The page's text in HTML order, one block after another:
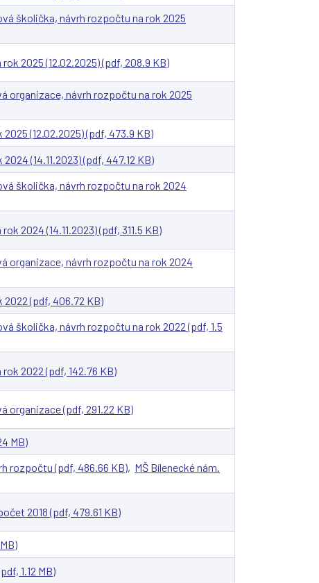
SharSharShar Sen Prin
školička, návrh rozpočtu na rok 2025
2025 (12.02.2025) (pdf, 208.9 KB)
organizace, návrh rozpočtu na rok 2025
(12.02.2025) (pdf, 473.9 KB)
(14.11.2023) (pdf, 447.12 KB)
školička, návrh rozpočtu na rok 2024
2024 (14.11.2023) (pdf, 311.5 KB)
organizace, návrh rozpočtu na rok 2024
(pdf, 406.72 KB)
školička, návrh rozpočtu na rok 2022 (pdf, 1.5
2022 (pdf, 142.76 KB)
organizace (pdf, 291.22 KB)
MB)
rozpočtu (pdf, 486.66 KB), MŠ Bílenecké nám.
2018 (pdf, 479.61 KB)
1.12 MB)